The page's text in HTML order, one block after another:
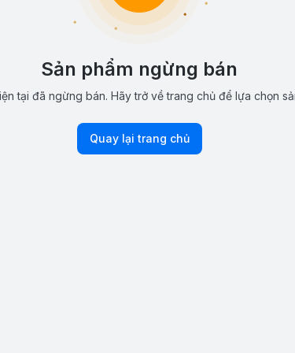
Sản phẩm ngừng bán
tại đã ngừng bán. Hãy trở về trang chủ để lựa chọn
Quay lại trang chủ